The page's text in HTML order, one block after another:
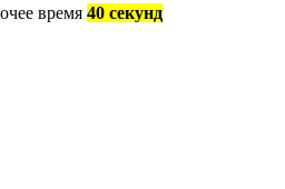
время 40 секунд